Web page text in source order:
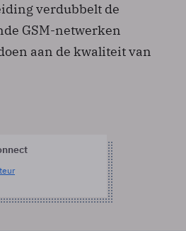
verdubbelt de
GSM-netwerken
aan de kwaliteit van